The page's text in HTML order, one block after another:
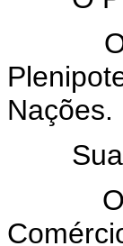
O Sr.
Nações.
Sua
O Sr.